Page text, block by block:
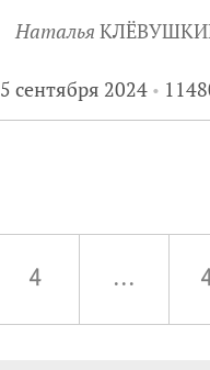
Наталья
5 сентября 2024
4 ...